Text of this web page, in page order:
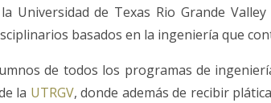
Universidad de Texas Rio Grande
basados en la ingeniería que
de todos los programas de
la UTRGV, donde además de recibir